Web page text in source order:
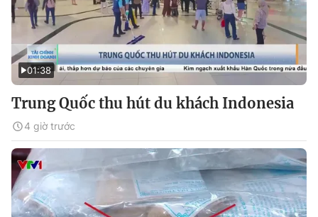
01:38
Trung Quốc thu hút du khách Indonesia
4 giờ trước